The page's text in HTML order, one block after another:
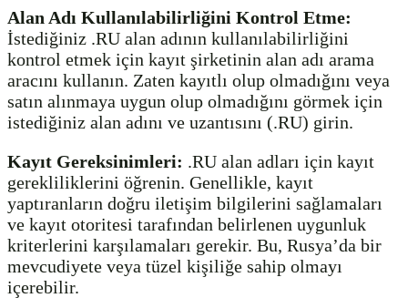
Alan Adı Kullanılabilirliğini Kontrol Etme:
İstediğiniz .RU alan adının kullanılabilirliğini
kontrol etmek için kayıt şirketinin alan adı arama
aracını kullanın. Zaten kayıtlı olup olmadığını veya
satın alınmaya uygun olup olmadığını görmek için
istediğiniz alan adını ve uzantısını (.RU) girin.
Kayıt Gereksinimleri: .RU alan adları için kayıt
gerekliliklerini öğrenin. Genellikle, kayıt
yaptıranların doğru iletişim bilgilerini sağlamaları
ve kayıt otoritesi tarafından belirlenen uygunluk
kriterlerini karşılamaları gerekir. Bu, Rusya’da bir
mevcudiyete veya tüzel kişiliğe sahip olmayı
içerebilir.